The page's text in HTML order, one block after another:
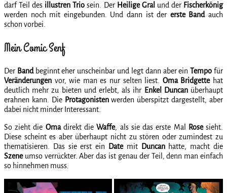
darf Teil des illustren Trio sein. Der Heilige Gral und der Fischerkönig
werden noch mit eingebunden. Und dann ist der erste Bandauch
schon vorbei.
Mein Comic Senf
Der Bandbeginnt eher unscheinbar und legt dann aber einTempo für
Veränderungen vor, wie man es nur selten liest. Oma Bridgettehat
deutlich mehr zu bieten und erlebt, als ihr Enkel Duncanüberhaupt
erahnen kann. Die Protagonistenwerden überspitzt dargestellt, aber
dabei nicht minder Interessant.
So zieht die Omadirekt dieWaffe, als sie das erste Mal Rosesieht.
Diese scheint es aber überhaupt nicht zu stören oder zumindest zu
thematisieren. Das sie erst ein
Datemit Duncanhatte, macht die
Szeneumso verrückter. Aber das ist genau der Teil, denn man einfach
so hinnehmen muss.